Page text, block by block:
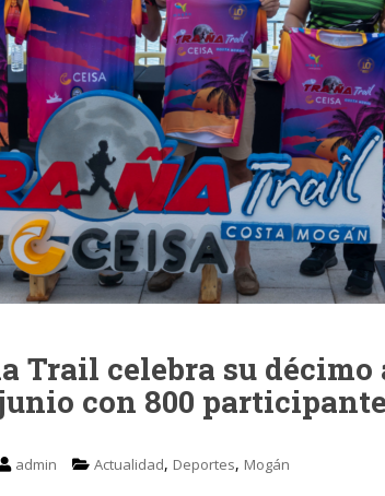
Trail celebra su
con 800
admin Actualidad, Deportes, Mogán